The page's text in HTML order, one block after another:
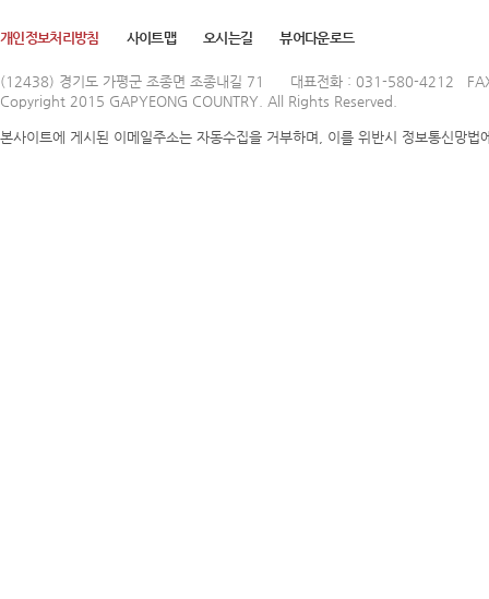
개인정보처리방침 사이트맵 오시는길 뷰어다운로드
(12438) 경기도 가평군 조종면 조종내길 71
대표전화 : 031-580-4212
Copyright 2015 GAPYEONG COUNTRY. All Rights Reserved.
본사이트에 게시된 이메일주소는 자동수집을 거부하며, 이를 위반시 정보통신망법